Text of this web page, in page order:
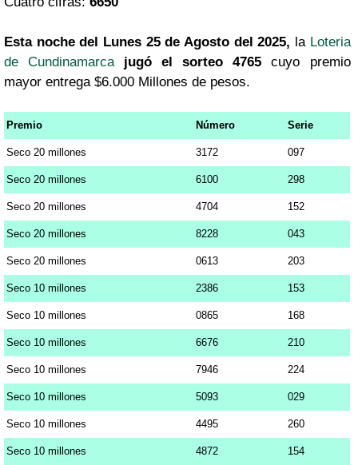
Esta noche del Lunes 25 de Agosto del 2025, la Loteria
de Cundinamarca
jugó el sorteo 4765 cuyo premio
mayor entrega $6.000 Millones de pesos.
Premio Número Serie
Seco 20 millones 3172 097
Seco 20 millones 6100 298
Seco 20 millones 4704 152
Seco 20 millones 8228 043
Seco 20 millones 0613 203
Seco 10 millones 2386 153
Seco 10 millones 0865 168
Seco 10 millones 6676 210
Seco 10 millones 7946 224
Seco 10 millones 5093 029
Seco 10 millones 4495 260
Seco 10 millones 4872 154